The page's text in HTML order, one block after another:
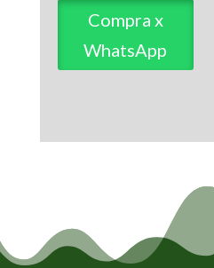
Compra x
WhatsApp